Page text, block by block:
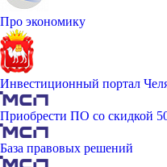
Про экономику
Инвестиционный портал
Приобрести ПО со скидкой
База правовых решений